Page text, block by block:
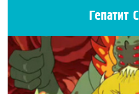
Гепатит С